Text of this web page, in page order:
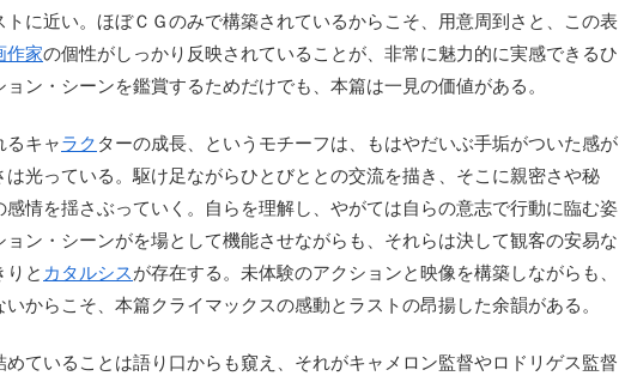
に近い。ほぼＣＧのみで構築されているからこそ、用意周到さと、この表
作家の個性がしっかり反映されていることが、非常に魅力的に実感できるひ
ン・シーンを鑑賞するためだけでも、本篇は一見の価値がある。
キャラク ターの成長、というモチーフは、もはやだいぶ手垢がついた感が
光っている。駆け足ながらひとびととの交流を描き、そこに親密さや秘
情を揺さぶっていく。自らを理解し、やがては自らの意志で行動に臨む姿
ン・シーンがを場として機能させながらも、それらは決して観客の安易な
りと カタルシスが存在する。未体験のアクションと映像を構築しながらも、
からこそ、本篇クライマックスの感動とラストの昂揚した余韻がある。
ていることは語り口からも窺え、それがキャメロン監督やロドリゲス監督